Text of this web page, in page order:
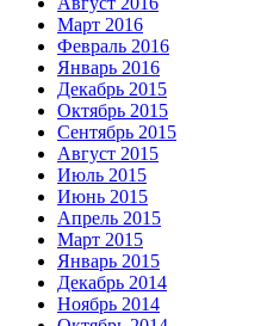
Март 2016
Февраль 2016
Январь 2016
Декабрь 2015
Октябрь 2015
Сентябрь 2015
Август 2015
Июль 2015
Июнь 2015
Апрель 2015
Март 2015
Январь 2015
Декабрь 2014
Ноябрь 2014